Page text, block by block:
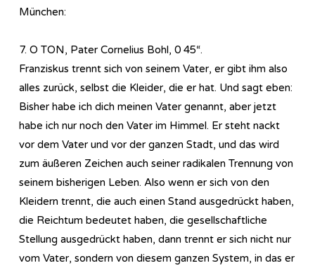
München:
7. O TON, Pater Cornelius Bohl, 0 45“.
Franziskus trennt sich von seinem Vater, er gibt ihm also
alles zurück, selbst die Kleider, die er hat. Und sagt eben:
Bisher habe ich dich meinen Vater genannt, aber jetzt
habe ich nur noch den Vater im Himmel. Er steht nackt
vor dem Vater und vor der ganzen Stadt, und das wird
zum äußeren Zeichen auch seiner radikalen Trennung von
seinem bisherigen Leben. Also wenn er sich von den
Kleidern trennt, die auch einen Stand ausgedrückt haben,
die Reichtum bedeutet haben, die gesellschaftliche
Stellung ausgedrückt haben, dann trennt er sich nicht nur
vom Vater, sondern von diesem ganzen System, in das er